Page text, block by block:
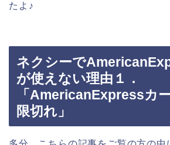
たよ♪
ネクシーで
が使えない理由１．
「AmericanExpressカ
限切れ」